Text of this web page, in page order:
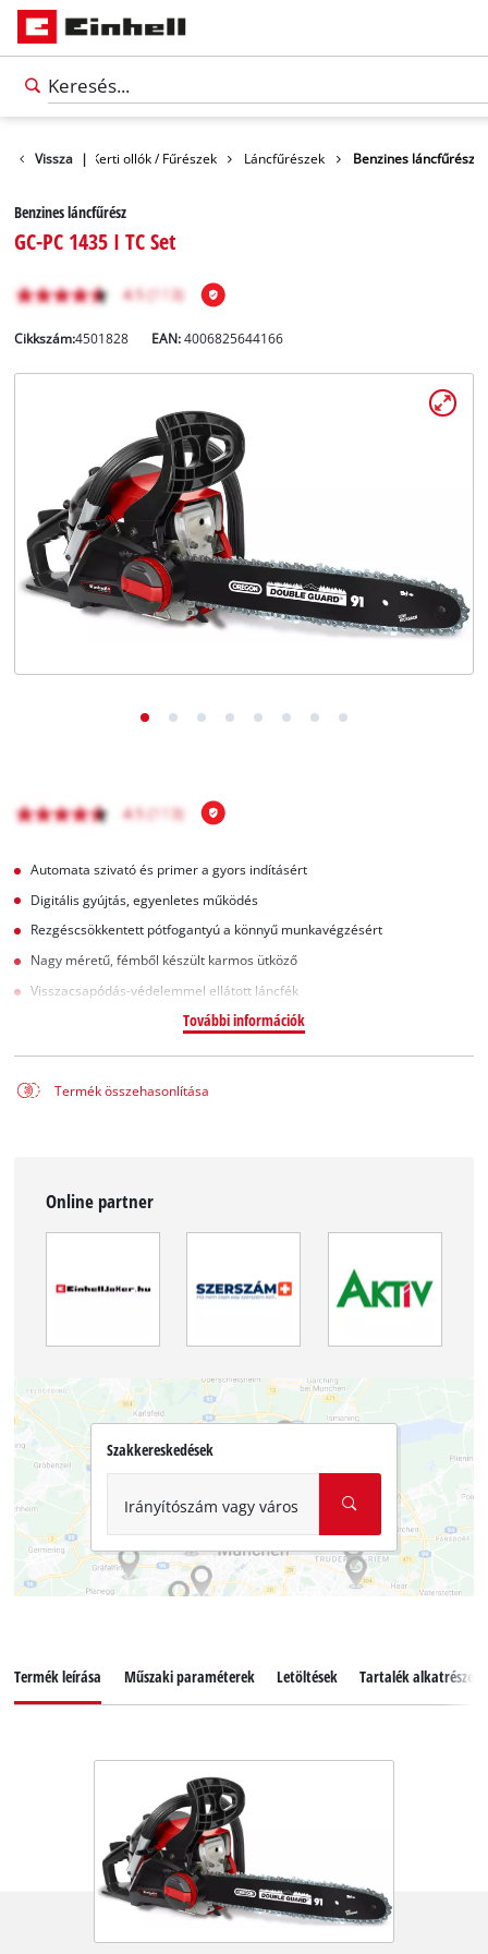
Magyar
HUMagyar
English
Vissza |
Kert Kerti ollók / Fűrészek Láncfűrészek Benzines láncfűrész
Benzines láncfűrész
GC-PC 1435 I TC Set
Cikkszám:4501828 EAN:4006825644166
Automata szivató és primer a gyors indításért
Digitális gyújtás, egyenletes működés
Rezgéscsökkentett pótfogantyú a könnyű munkavégzésért
Nagy méretű, fémből készült karmos ütköző
Visszacsapódás-védelemmel ellátott láncfék
További információk
Termék összehasonlítása
Online partner
Szakkereskedések
Irányítószám vagy város
Termék leírása Műszaki paraméterek Letöltések Tartalék alkatrészek